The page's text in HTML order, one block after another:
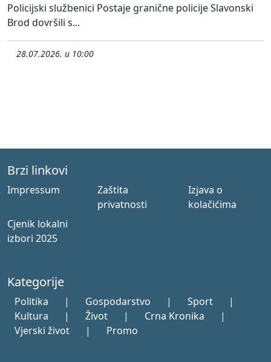
Policijski službenici Postaje granične policije Slavonski
Brod dovršili s...
28.07.2026. u 10:00
Brzi linkovi
Impressum
Zaštita
privatnosti
Izjava o
kolačićima
Cjenik lokalni
izbori 2025
Kategorije
Politika | Gospodarstvo | Sport
|
Kultura
| Život | Crna Kronika
|
Vjerski život
| Promo